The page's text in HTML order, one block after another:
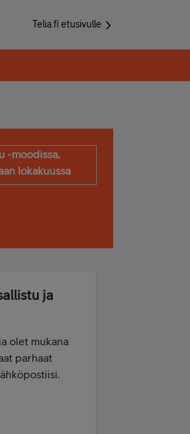
Telia.fi etusivulle
-moodissa,
lokakuussa
ja
olet mukana
parhaat